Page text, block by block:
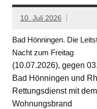
10. Juli 2026
Bad Hönningen. Die
Nacht zum Freitag
(10.07.2026), gegen
Bad Hönningen und
Rettungsdienst mit
Wohnungsbrand